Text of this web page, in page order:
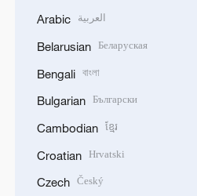
Arabic العربية
Belarusian Беларуская
Bengali বাংলা
Bulgarian Български
Cambodian ខ្មែរ
Croatian Hrvatski
Czech Český